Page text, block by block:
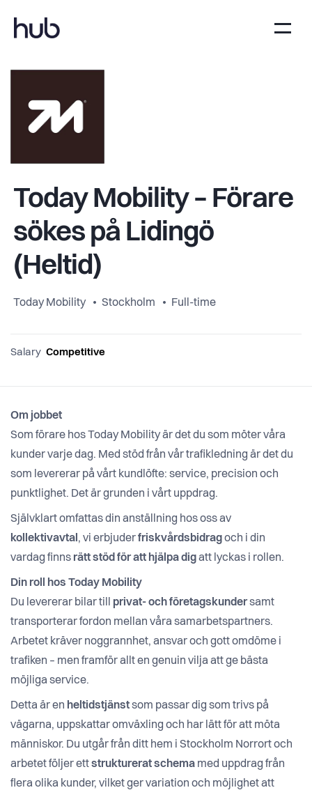
Today Mobility – Förare
sökes på Lidingö
(Heltid)
Today Mobility Stockholm Full-time
Salary Competitive
Om jobbet
Som förare hos Today Mobility är det du som möter våra
kunder varje dag. Med stöd från vår trafikledning är det du
som levererar på vårt kundlöfte: service, precision och
punktlighet. Det är grunden i vårt uppdrag.
Självklart omfattas din anställning hos oss av
kollektivavtal , vi erbjuderfriskvårdsbidragoch i din
vardag finns rätt stöd för att hjälpa digatt lyckas i rollen.
Din roll hos Today Mobility
Du levererar bilar till
privat- och företagskundersamt
transporterar fordon mellan våra samarbetspartners.
Arbetet kräver noggrannhet, ansvar och gott omdöme i
trafiken – men framför allt en genuin vilja att ge bästa
möjliga service.
Detta är en heltidstjänstsom passar dig som trivs på
vägarna, uppskattar omväxling och har lätt för att möta
människor. Du utgår från ditt hem i Stockholm Norrort och
arbetet följer ettstrukturerat schema med uppdrag från
flera olika kunder, vilket ger variation och möjlighet att